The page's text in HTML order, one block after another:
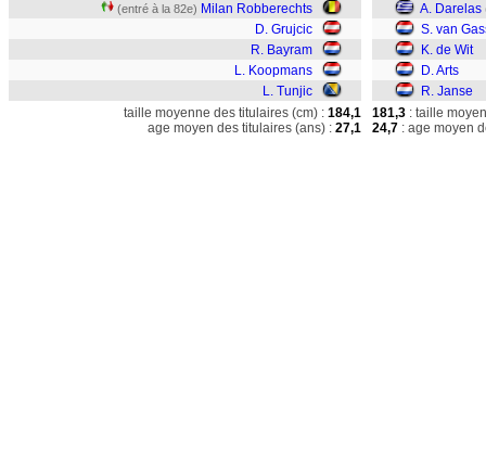
(entré à la 82e) Milan Robberechts
D. Grujcic
R. Bayram
L. Koopmans
L. Tunjic
A. Darelas
S. van
K. de Wit
D. Arts
R. Janse
taille moyenne des titulaires (cm) : 184,1
age moyen des titulaires (ans) : 27,1
181,3 : taille
24,7 : age moyen